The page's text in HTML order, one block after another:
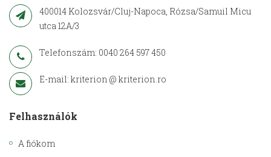
400014 Kolozsvár/Cluj-Napoca, Rózsa/Samuil Micu
utca 12A/3
Telefonszám: 0040 264 597 450
E-mail: kriterion @ kriterion.ro
Felhasználók
A fiókom